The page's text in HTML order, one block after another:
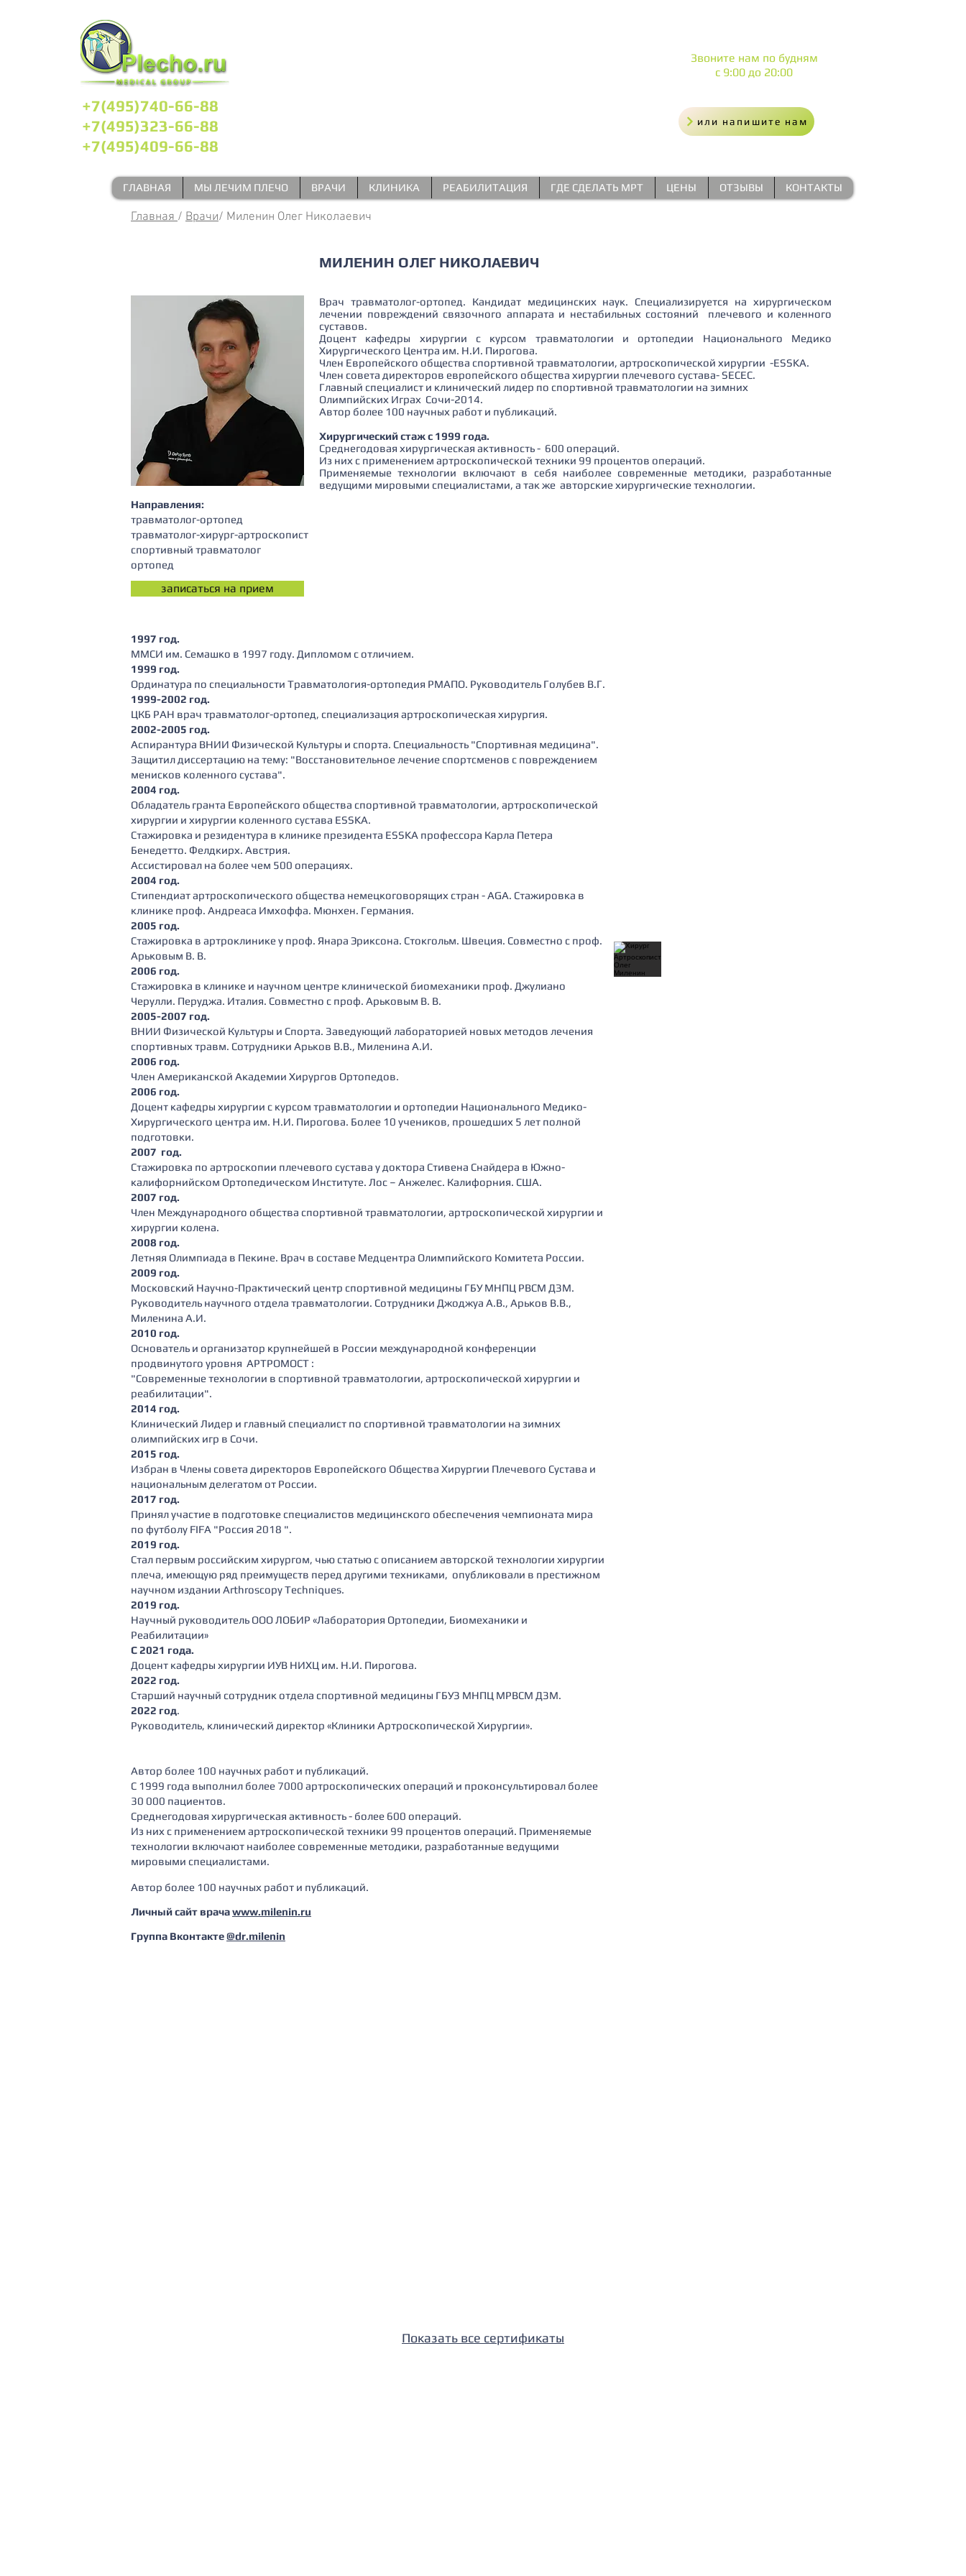
+7(495)740-66-88
+7(495)323-66-88
+7(495)409-66-88
Звоните нам по будням
с 9:00 до 20:00
или напишите нам
ГЛАВНАЯ МЫ ЛЕЧИМ ПЛЕЧО ВРАЧИ КЛИНИКА РЕАБИЛИТАЦИЯ ГДЕ СДЕЛАТЬ МРТ ЦЕНЫ ОТЗЫВЫ КОНТАКТЫ
Главная/ Врачи/ Миленин Олег Николаевич
МИЛЕНИН ОЛЕГ НИКОЛАЕВИЧ
Врач травматолог-ортопед. Кандидат медицинских наук. Специализируется на хирургическом
лечении повреждений связочного аппарата и нестабильных состояний плечевого и коленного
суставов.
Доцент кафедры хирургии с курсом травматологии и ортопедии Национального Медико
Хирургического Центра им. Н.И. Пирогова.
Член Европейского общества спортивной травматологии, артроскопической хирургии -ESSKA.
Член совета директоров европейского общества хирургии плечевого сустава- SECEC.
Главный специалист и клинический лидер по спортивной травматологии на зимних
Олимпийских Играх Сочи-2014.
Автор более 100 научных работ и публикаций.
Хирургический стаж с 1999 года.
Среднегодовая хирургическая активность - 600 операций.
Из них с применением артроскопической техники 99 процентов операций.
Применяемые технологии включают в себя наиболее современные методики, разработанные
ведущими мировыми специалистами, а так же авторские хирургические технологии.
Направления:
травматолог-ортопед
травматолог-хирург-артроскопист
спортивный травматолог
ортопед
записаться на прием
1997 год.
ММСИ им. Семашко в 1997 году. Дипломом с отличием.
1999 год.
Ординатура по специальности Травматология-ортопедия РМАПО. Руководитель Голубев В.Г.
1999-2002 год.
ЦКБ РАН врач травматолог-ортопед, специализация артроскопическая хирургия.
2002-2005 год.
Аспирантура ВНИИ Физической Культуры и спорта. Специальность "Спортивная медицина".
Защитил диссертацию на тему: "Восстановительное лечение спортсменов с повреждением
менисков коленного сустава".
2004 год.
Обладатель гранта Европейского общества спортивной травматологии, артроскопической
хирургии и хирургии коленного сустава ESSKA.
Стажировка и резидентура в клинике президента ESSKA профессора Карла Петера
Бенедетто. Фелдкирх. Австрия.
Ассистировал на более чем 500 операциях.
2004 год.
Стипендиат артроскопического общества немецкоговорящих стран - AGA. Стажировка в
клинике проф. Андреаса Имхоффа. Мюнхен. Германия.
2005 год.
Стажировка в артроклинике у проф. Янара Эриксона. Стокгольм. Швеция. Совместно с проф.
Арьковым В. В.
2006 год.
Cтажировка в клинике и научном центре клинической биомеханики проф. Джулиано
Черулли. Перуджа. Италия. Совместно с проф. Арьковым В. В.
2005-2007 год.
ВНИИ Физической Культуры и Спорта. Заведующий лабораторией новых методов лечения
спортивных травм. Сотрудники Арьков В.В., Миленина А.И.
2006 год.
Член Американской Академии Хирургов Ортопедов.
2006 год.
Доцент кафедры хирургии с курсом травматологии и ортопедии Национального Медико-
Хирургического центра им. Н.И. Пирогова. Более 10 учеников, прошедших 5 лет полной
подготовки.
2007 год.
Стажировка по артроскопии плечевого сустава у доктора Стивена Снайдера в Южно-
калифорнийском Ортопедическом Институте. Лос – Анжелес. Калифорния. CША.
2007 год.
Член Международного общества спортивной травматологии, артроскопической хирургии и
хирургии колена.
2008 год.
Летняя Олимпиада в Пекине. Врач в составе Медцентра Олимпийского Комитета России.
2009 год.
Московский Научно-Практический центр спортивной медицины ГБУ МНПЦ РВСМ ДЗМ.
Руководитель научного отдела травматологии. Сотрудники Джоджуа А.В., Арьков В.В.,
Миленина А.И.
2010 год.
Основатель и организатор крупнейшей в России международной конференции
продвинутого уровня АРТРОМОСТ :
"Современные технологии в спортивной травматологии, артроскопической хирургии и
реабилитации".
2014 год.
Клинический Лидер и главный специалист по спортивной травматологии на зимних
олимпийских игр в Сочи.
2015 год.
Избран в Члены совета директоров Европейского Общества Хирургии Плечевого Сустава и
национальным делегатом от России.
2017 год.
Принял участие в подготовке специалистов медицинского обеспечения чемпионата мира
по футболу FIFA "Россия 2018 ".
2019 год.
Стал первым российским хирургом, чью статью с описанием авторской технологии хирургии
плеча, имеющую ряд преимуществ перед другими техниками, опубликовали в престижном
научном издании Arthroscopy Techniques.
2019 год.
Научный руководитель ООО ЛОБИР «Лаборатория Ортопедии, Биомеханики и
Реабилитации»
С 2021 года.
Доцент кафедры хирургии ИУВ НИХЦ им. Н.И. Пирогова.
2022 год.
Старший научный сотрудник отдела спортивной медицины ГБУЗ МНПЦ МРВСМ ДЗМ.
2022 год.
Руководитель, клинический директор «Клиники Артроскопической Хирургии».
Автор более 100 научных работ и публикаций.
C 1999 года выполнил более 7000 артроскопических операций и проконсультировал более
30 000 пациентов.
Среднегодовая хирургическая активность - более 600 операций.
Из них с применением артроскопической техники 99 процентов операций. Применяемые
технологии включают наиболее современные методики, разработанные ведущими
мировыми специалистами.
Автор более 100 научных работ и публикаций.
Личный сайт врачаwww.milenin.ru
Группа Вконтакте@dr.milenin
Показать все сертификаты